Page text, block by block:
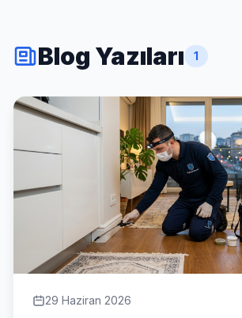
Blog Yazıları 1
29 Haziran 2026